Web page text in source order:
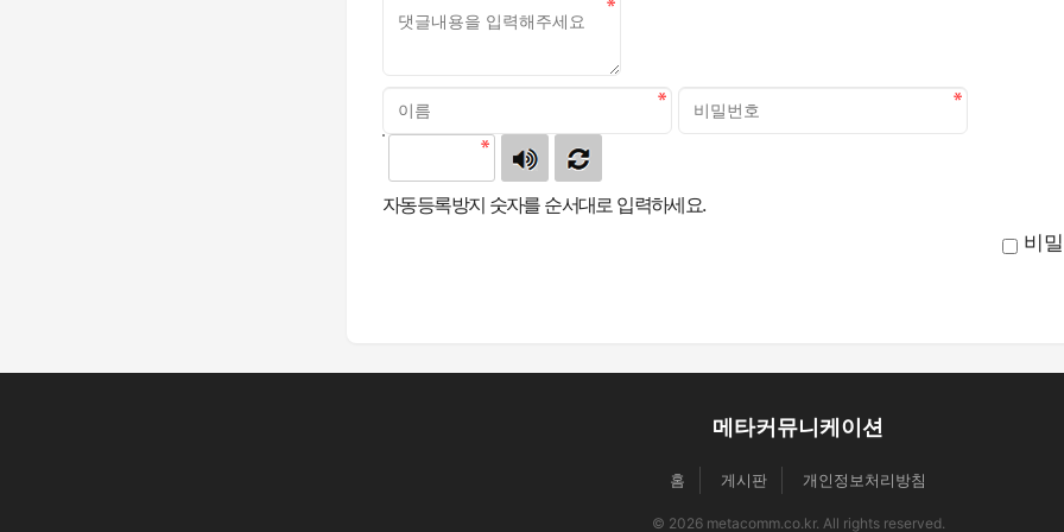
자동등록방지 숫자를 순서대로 입력하세요.
비
메타커뮤니케이션
홈 게시판 개인정보처리방침
© 2026 metacomm.co.kr. All rights reserved.